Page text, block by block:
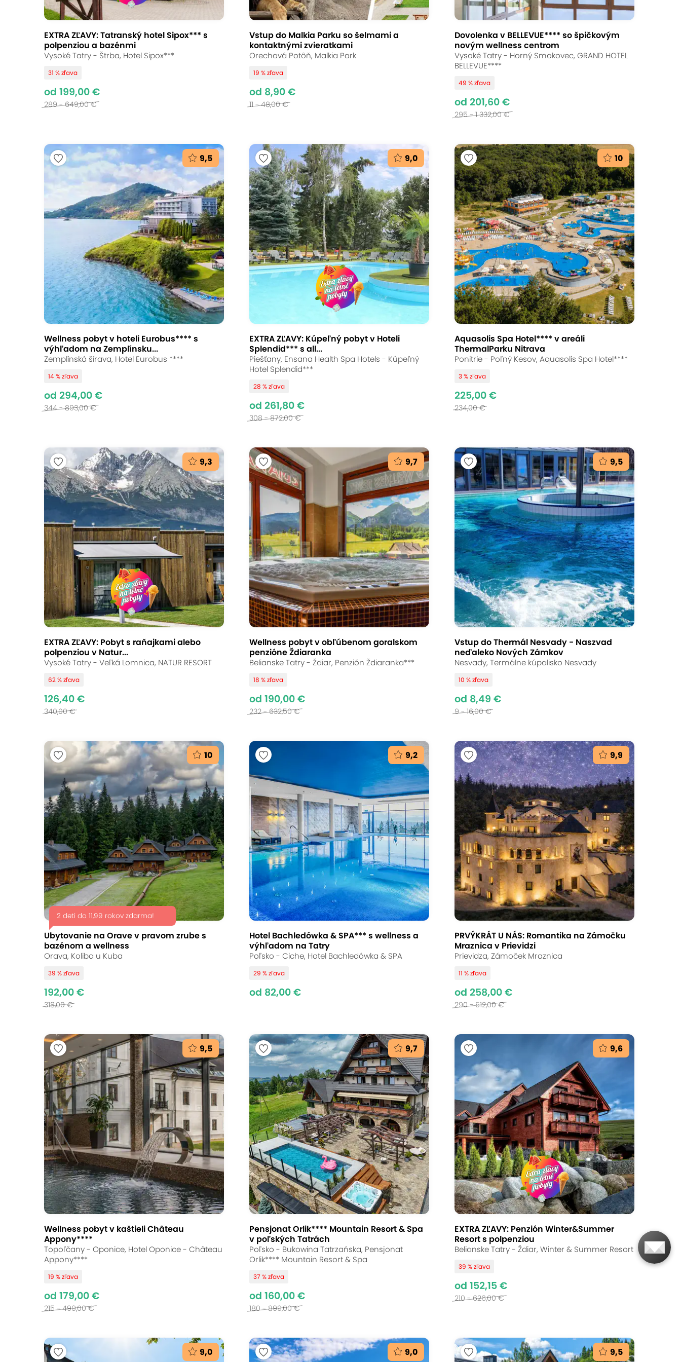
EXTRA ZĽAVY: Tatranský hotel Sipox*** s
polpenziou a bazénmi
Vysoké Tatry - Štrba, Hotel Sipox***
31 % zľava
od 199,00 €
289 - 649,00 €
Vstup do Malkia Parku so šelmami a
kontaktnými zvieratkami
Orechová Potôň, Malkia Park
19 % zľava
od 8,90 €
11 - 48,00 €
Dovolenka v BELLEVUE**** so špičkovým
novým wellness centrom
Vysoké Tatry - Horný Smokovec, GRAND HOTEL
BELLEVUE****
49 % zľava
od 201,60 €
295 - 1 332,00 €
9,5
Wellness pobyt v hoteli Eurobus**** s
výhľadom na Zemplínsku...
Zemplínská šírava, Hotel Eurobus ****
14 % zľava
od 294,00 €
344 - 893,00 €
9,0
EXTRA ZĽAVY: Kúpeľný pobyt v Hoteli
Splendid*** s all...
Piešťany, Ensana Health Spa Hotels - Kúpeľný
Hotel Splendid***
28 % zľava
od 261,80 €
308 - 872,00 €
10
Aquasolis Spa Hotel**** v areáli
ThermalParku Nitrava
Ponitrie - Poľný Kesov, Aquasolis Spa Hotel****
3 % zľava
225,00 €
234,00 €
9,3
EXTRA ZĽAVY: Pobyt s raňajkami alebo
polpenziou v Natur...
Vysoké Tatry - Veľká Lomnica, NATUR RESORT
62 % zľava
126,40 €
340,00 €
9,7
Wellness pobyt v obľúbenom goralskom
penzióne Ždiaranka
Belianske Tatry - Ždiar, Penzión Ždiaranka***
18 % zľava
od 190,00 €
232 - 632,50 €
9,5
Vstup do Thermál Nesvady - Naszvad
neďaleko Nových Zámkov
Nesvady, Termálne kúpalisko Nesvady
10 % zľava
od 8,49 €
9 - 16,00 €
10
2 deti do 11,99 rokov zdarma!
Ubytovanie na Orave v pravom zrube s
bazénom a wellness
Orava, Koliba u Kuba
39 % zľava
192,00 €
318,00 €
9,2
Hotel Bachledówka & SPA*** s wellness a
výhľadom na Tatry
Poľsko - Ciche, Hotel Bachledówka & SPA
29 % zľava
od 82,00 €
9,9
PRVÝKRÁT U NÁS: Romantika na Zámočku
Mraznica v Prievidzi
Prievidza, Zámoček Mraznica
11 % zľava
od 258,00 €
290 - 512,00 €
9,5
Wellness pobyt v kaštieli Château
Appony****
Topoľčany - Oponice, Hotel Oponice - Château
Appony****
19 % zľava
od 179,00 €
215 - 499,00 €
9,7
Pensjonat Orlik**** Mountain Resort & Spa
v poľských Tatrách
Poľsko - Bukowina Tatrzańska, Pensjonat
Orlik**** Mountain Resort & Spa
37 % zľava
od 160,00 €
180 - 899,00 €
9,6
EXTRA ZĽAVY: Penzión Winter&Summer
Resort s polpenziou
Belianske Tatry - Ždiar, Winter & Summer Resort
39 % zľava
od 152,15 €
210 - 626,00 €
9,0 9,0 9,5